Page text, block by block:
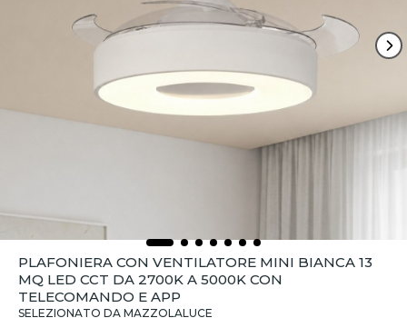
PLAFONIERA CON VENTILATORE MINI BIANCA 13
MQ LED CCT DA 2700K A 5000K CON
TELECOMANDO E APP
SELEZIONATO DA MAZZOLALUCE